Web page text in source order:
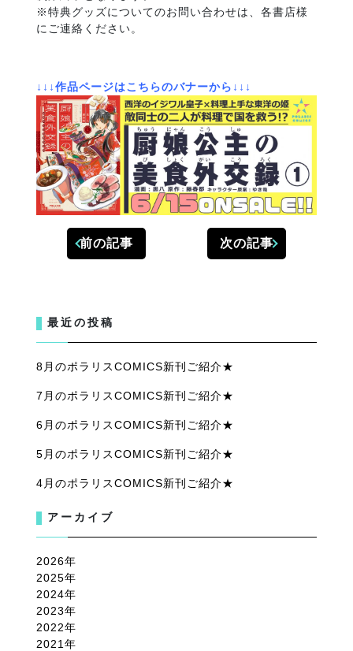
※特典グッズについてのお問い合わせは、各書店様
にご連絡ください。
↓↓↓作品ページはこちらのバナーから↓↓↓
前の記事 次の記事
最近の投稿
8月のポラリスCOMICS新刊ご紹介★
7月のポラリスCOMICS新刊ご紹介★
6月のポラリスCOMICS新刊ご紹介★
5月のポラリスCOMICS新刊ご紹介★
4月のポラリスCOMICS新刊ご紹介★
アーカイブ
2026
2025
2024
2023
2022
2021